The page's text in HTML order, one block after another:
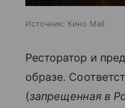
Источник: Кино Mail
Ресторатор и
образе.
(запрещенная в